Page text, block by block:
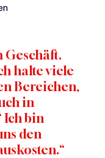
Geschäft.
halte viele
Bereichen,
in
Ich bin
den